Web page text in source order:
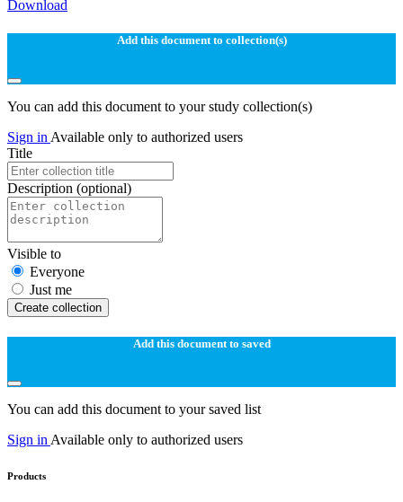
Download
Add this document to collection(s)
You can add this document to your study collection(s)
Sign in Available only to authorized users
Title
Description (optional)
Visible to
Everyone
Just me
Create collection
Add this document to saved
You can add this document to your saved list
Sign in Available only to authorized users
Products